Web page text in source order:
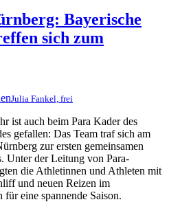
Bayerische
sich zum
Julia Fankel, frei
ist auch beim Para Kader des
gefallen: Das Team traf sich am
zur ersten gemeinsamen
Unter der Leitung von Para-
die Athletinnen und Athleten mit
und neuen Reizen im
eine spannende Saison.